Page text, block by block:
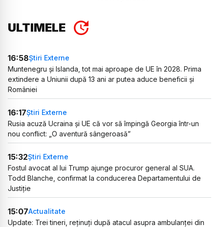
ULTIMELE
16:58Știri Externe
Muntenegru și Islanda, tot mai aproape de UE în 2028. Prima
extindere a Uniunii după 13 ani ar putea aduce beneficii și
României
16:17Știri Externe
Rusia acuză Ucraina și UE că vor să împingă Georgia într-un
nou conflict: „O aventură sângeroasă”
15:32Știri Externe
Fostul avocat al lui Trump ajunge procuror general al SUA.
Todd Blanche, confirmat la conducerea Departamentului de
Justiție
15:07Actualitate
Update: Trei tineri, reținuți după atacul asupra ambulanței din